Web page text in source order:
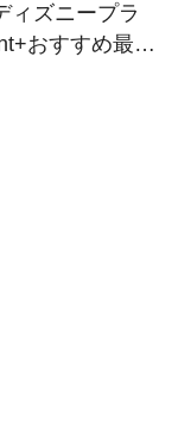
ィズニープラ
おすすめ最新